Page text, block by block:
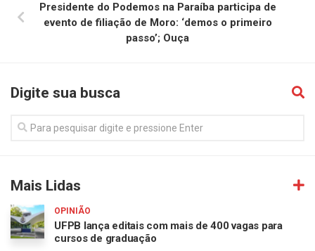
Presidente do Podemos na Paraíba participa de
evento de filiação de Moro: ‘demos o primeiro
passo’; Ouça
Digite sua busca
Mais Lidas
OPINIÃO
UFPB lança editais com mais de 400 vagas para
cursos de graduação